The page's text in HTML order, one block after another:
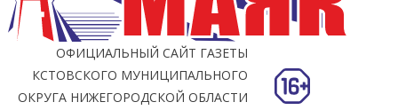
Расширяем международное сотрудничество
ОФИЦИАЛЬНЫЙ САЙТ ГАЗЕТЫ
КСТОВСКОГО МУНИЦИПАЛЬНОГО
ОКРУГА НИЖЕГОРОДСКОЙ ОБЛАСТИ